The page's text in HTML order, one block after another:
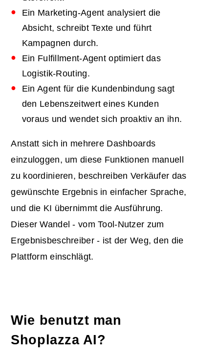
Ein Marketing-Agent analysiert die
Absicht, schreibt Texte und führt
Kampagnen durch.
Ein Fulfillment-Agent optimiert das
Logistik-Routing.
Ein Agent für die Kundenbindung sagt
den Lebenszeitwert eines Kunden
voraus und wendet sich proaktiv an ihn.
Anstatt sich in mehrere Dashboards
einzuloggen, um diese Funktionen manuell
zu koordinieren, beschreiben Verkäufer das
gewünschte Ergebnis in einfacher Sprache,
und die KI übernimmt die Ausführung.
Dieser Wandel - vom Tool-Nutzer zum
Ergebnisbeschreiber - ist der Weg, den die
Plattform einschlägt.
Wie benutzt man
Shoplazza AI?